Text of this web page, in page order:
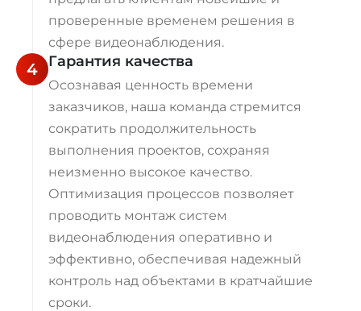
проверенные временем решения в
сфере видеонаблюдения.
4 Гарантия качества
Осознавая ценность времени
заказчиков, наша команда стремится
сократить продолжительность
выполнения проектов, сохраняя
неизменно высокое качество.
Оптимизация процессов позволяет
проводить монтаж систем
видеонаблюдения оперативно и
эффективно, обеспечивая надежный
контроль над объектами в кратчайшие
сроки.